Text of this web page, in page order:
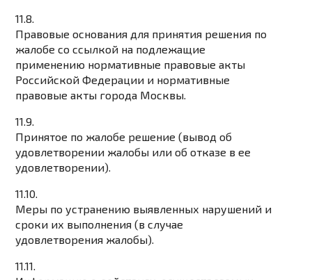
11.8.
Правовые основания для принятия решения по
жалобе со ссылкой на подлежащие
применению нормативные правовые акты
Российской Федерации и нормативные
правовые акты города Москвы.
11.9.
Принятое по жалобе решение (вывод об
удовлетворении жалобы или об отказе в ее
удовлетворении).
11.10.
Меры по устранению выявленных нарушений и
сроки их выполнения (в случае
удовлетворения жалобы).
11.11.